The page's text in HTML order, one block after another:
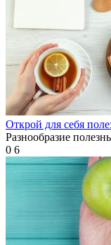
Открой для себя
Разнообразие
0 6